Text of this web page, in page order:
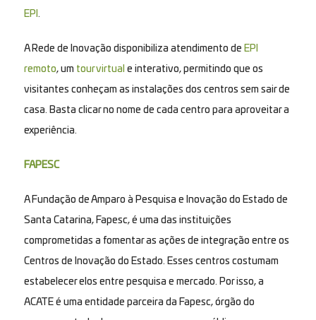
EPI .
A Rede de Inovação disponibiliza atendimento de EPI
remoto, um tour virtual e interativo, permitindo que os
visitantes conheçam as instalações dos centros sem sair de
casa. Basta clicar no nome de cada centro para aproveitar a
experiência.
FAPESC
A Fundação de Amparo à Pesquisa e Inovação do Estado de
Santa Catarina, Fapesc, é uma das instituições
comprometidas a fomentar as ações de integração entre os
Centros de Inovação do Estado. Esses centros costumam
estabelecer elos entre pesquisa e mercado. Por isso, a
ACATE é uma entidade parceira da Fapesc, órgão do